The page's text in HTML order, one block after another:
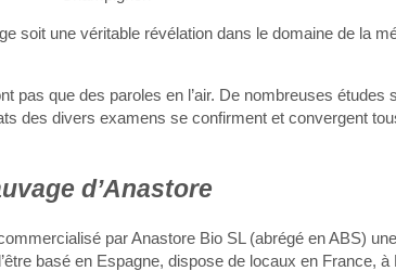
soit une véritable révélation dans le domaine de la
pas que des paroles en l’air. De nombreuses
des divers examens se confirment et convergent
d’Anastore
par Anastore Bio SL (abrégé en ABS)
basé en Espagne, dispose de locaux en France,